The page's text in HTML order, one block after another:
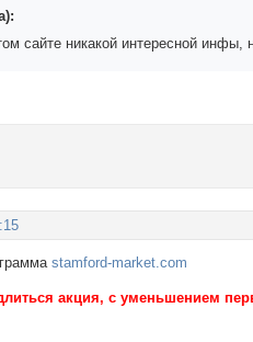
сайте никакой интересной
stamford-market.com
акция, с уменьшением